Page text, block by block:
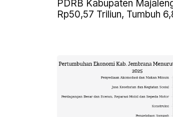
PDRB Kabupaten
Rp50,57 Triliun, Tumbuh